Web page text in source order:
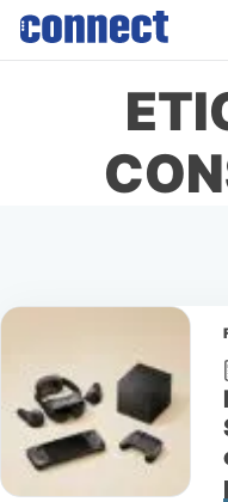
Skip
content